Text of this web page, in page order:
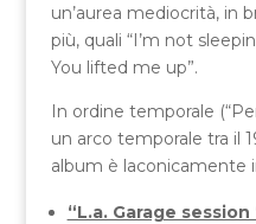
un’aurea mediocrità, in
più, quali “I’m not
You lifted me up”.
In ordine temporale
un arco temporale tra il
album è laconicamente
“L.a. Garage session